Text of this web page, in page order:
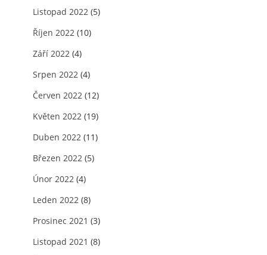
Listopad 2022 (5)
Říjen 2022 (10)
Září 2022 (4)
Srpen 2022 (4)
Červen 2022 (12)
Květen 2022 (19)
Duben 2022 (11)
Březen 2022 (5)
Únor 2022 (4)
Leden 2022 (8)
Prosinec 2021 (3)
Listopad 2021 (8)